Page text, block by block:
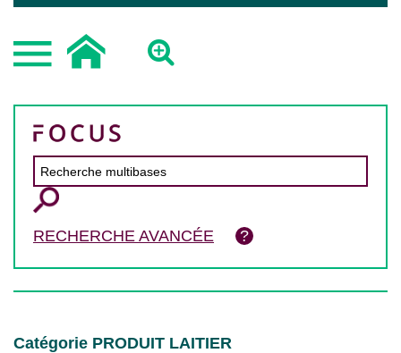
RECHERCHE AVANCÉE
Catégorie PRODUIT LAITIER